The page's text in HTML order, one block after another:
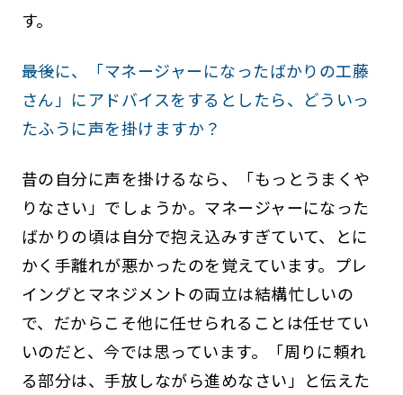
す。
――最後に、「マネージャーになったばかりの工藤
さん」にアドバイスをするとしたら、どういっ
たふうに声を掛けますか？
昔の自分に声を掛けるなら、「もっとうまくや
りなさい」でしょうか。マネージャーになった
ばかりの頃は自分で抱え込みすぎていて、とに
かく手離れが悪かったのを覚えています。プレ
イングとマネジメントの両立は結構忙しいの
で、だからこそ他に任せられることは任せてい
いのだと、今では思っています。「周りに頼れ
る部分は、手放しながら進めなさい」と伝えた